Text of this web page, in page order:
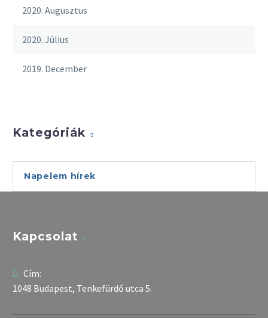
2020. Augusztus
2020. Július
2019. December
Kategóriák
Napelem hírek
Kapcsolat
Cím:
1048 Budapest, Tenkefürdő utca 5.